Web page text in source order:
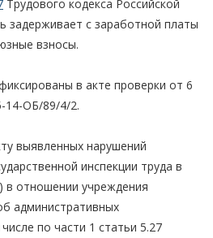
Трудового кодекса Российской
задерживает с заработной платы
взносы.
в акте проверки от 6
14-ОБ/89/4/2.
выявленных нарушений
инспекции труда в
в отношении учреждения
административных
по части 1 статьи 5.27